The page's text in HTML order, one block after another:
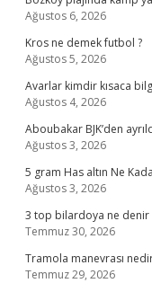
Ağustos 6, 2026
Kros ne demek futbol ?
Ağustos 5, 2026
Avarlar kimdir kısaca
Ağustos 4, 2026
Aboubakar BJK’den
Ağustos 3, 2026
5 gram Has altın Ne
Ağustos 3, 2026
3 top bilardoya ne denir
Temmuz 30, 2026
Tramola manevrası
Temmuz 29, 2026